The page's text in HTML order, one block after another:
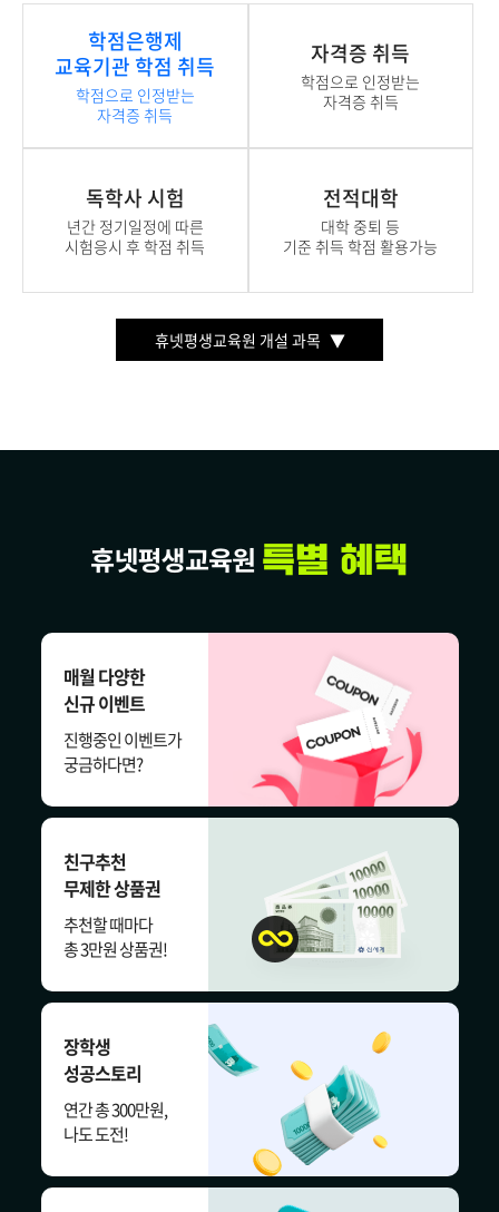
학점은행제
교육기관 학점 취득
학점으로 인정받는
자격증 취득
자격증 취득
학점으로 인정받는
자격증 취득
독학사 시험
년간 정기일정에 따른
시험응시 후 학점 취득
전적대학
대학 중퇴 등
기준 취득 학점 활용가능
휴넷평생교육원 개설 과목
매월 다양한
신규 이벤트
진행중인 이벤트가
궁금하다면?
친구추천
무제한 상품권
추천할 때마다
총 3만원 상품권!
장학생
성공스토리
연간 총 300만원,
나도 도전!